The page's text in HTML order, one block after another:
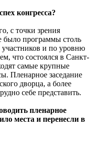
конгресса?
с точки зрения
было программы столь
участников и по уровню
что состоялся в Санкт-
самые крупные
Пленарное заседание
дворца, а более
себе представить.
пленарное
места и перенесли в